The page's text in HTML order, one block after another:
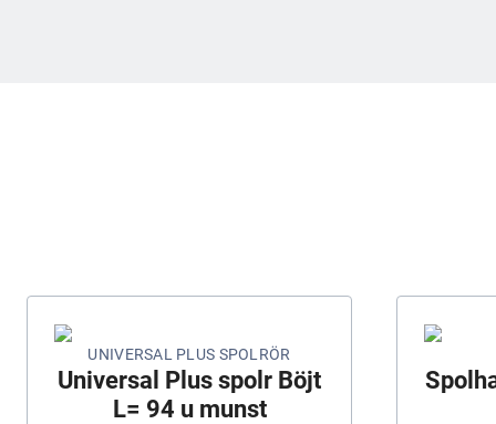
UNIVERSAL PLUS SPOLRÖR
Universal Plus spolr Böjt
L= 94 u munst